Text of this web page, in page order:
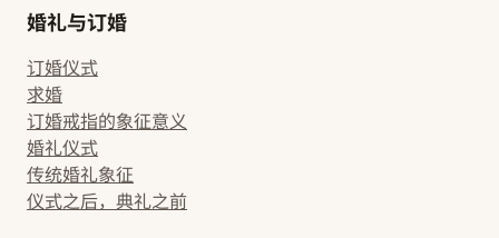
婚礼与订婚
订婚仪式
求婚
订婚戒指的象征意义
婚礼仪式
传统婚礼象征
仪式之后，典礼之前